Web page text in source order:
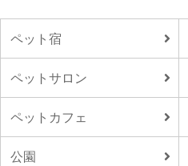
ペット宿
ペットサロン
ペットカフェ
公園